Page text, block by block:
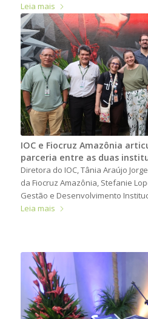
Leia mais
IOC e Fiocruz Amazônia
parceria entre as duas
Diretora do IOC, Tânia Araújo
da Fiocruz Amazônia, Stefanie
Gestão e Desenvolvimento
Leia mais